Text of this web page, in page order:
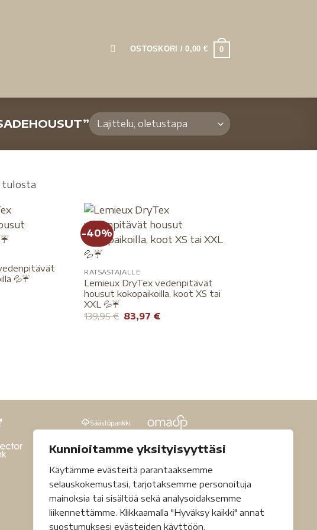
Kunnioitamme yksityisyyttäsi
Käytämme evästeitä parantaaksemme
selauskokemustasi, tarjotaksemme personoituja
mainoksia tai sisältöä sekä analysoidaksemme
liikennettämme. Klikkaamalla "Hyväksy kaikki" annat
suostumuksesi evästeiden käyttöön.
OSTOSKORI /0,00 € 0
tulosta
💦☔️
-40%
RATSASTAJALLE
Lemieux DryTex vedenpitävät
housut kokopaikoilla, koot XS tai
XXL 💦☔️
139,95€ 83,97 €